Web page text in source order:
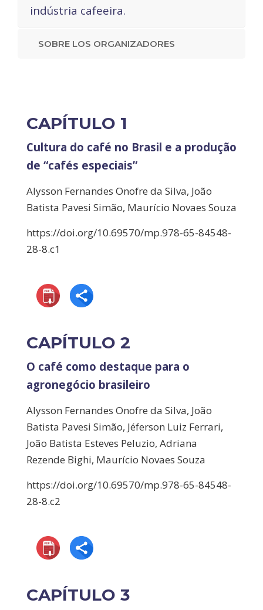
indústria cafeeira.
SOBRE LOS ORGANIZADORES
CAPÍTULO 1
Cultura do café no Brasil e a produção
de “cafés especiais”
Alysson Fernandes Onofre da Silva, João
Batista Pavesi Simão, Maurício Novaes Souza
https://doi.org/10.69570/mp.978-65-84548-
28-8.c1
CAPÍTULO 2
O café como destaque para o
agronegócio brasileiro
Alysson Fernandes Onofre da Silva, João
Batista Pavesi Simão, Jéferson Luiz Ferrari,
João Batista Esteves Peluzio, Adriana
Rezende Bighi, Maurício Novaes Souza
https://doi.org/10.69570/mp.978-65-84548-
28-8.c2
CAPÍTULO 3